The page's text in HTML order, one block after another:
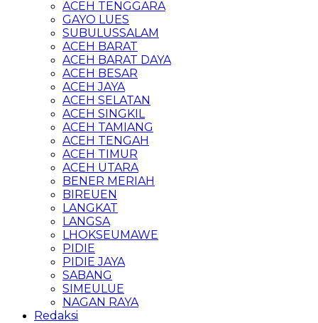
ACEH TENGGARA
GAYO LUES
SUBULUSSALAM
ACEH BARAT
ACEH BARAT DAYA
ACEH BESAR
ACEH JAYA
ACEH SELATAN
ACEH SINGKIL
ACEH TAMIANG
ACEH TENGAH
ACEH TIMUR
ACEH UTARA
BENER MERIAH
BIREUEN
LANGKAT
LANGSA
LHOKSEUMAWE
PIDIE
PIDIE JAYA
SABANG
SIMEULUE
NAGAN RAYA
Redaksi